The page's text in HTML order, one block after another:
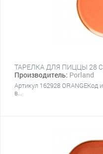
ТАРЕЛКА ДЛЯ ПИЦЦЫ 28
Производитель: Porland
Артикул 162928
в...